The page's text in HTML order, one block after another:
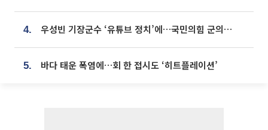
4. 우성빈 기장군수 ‘유튜브 정치’에…국민의힘 군의원들 집단 반발
5. 바다 태운 폭염에…회 한 접시도 ‘히트플레이션’